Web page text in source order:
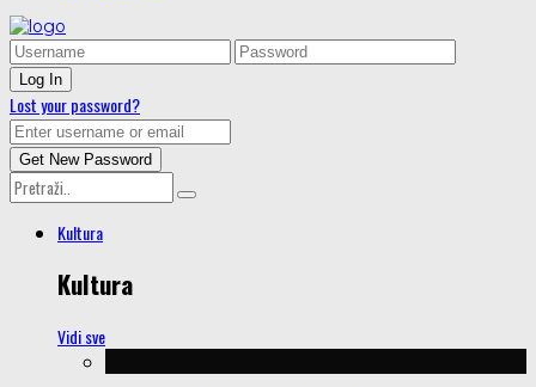
Lost your password?
Kultura
Kultura
Vidi sve